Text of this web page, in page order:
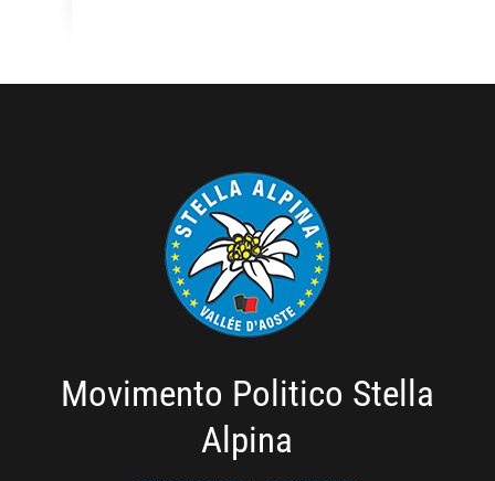
Movimento Politico Stella
Alpina